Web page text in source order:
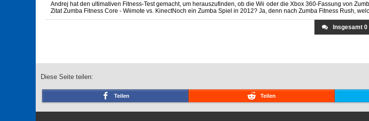
Andrej hat den ultimativen Fitness-Test gemacht, um herauszufinden, ob die Wii oder die Xbox 360-Fassung von
Zitat Zumba Fitness Core - Wiimote vs. KinectNoch ein Zumba Spiel in 2012? Ja, denn nach Zumba Fitness Rush,
Insgesamt
Diese Seite teilen:
Teilen Teilen